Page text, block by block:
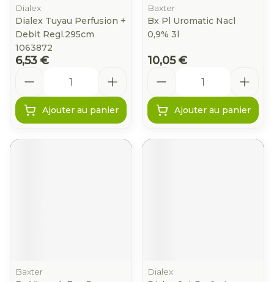
Dialex
Dialex Tuyau Perfusion +
Debit Regl.295cm
1063872
6,53 €
Ajouter au panier
Baxter
Bx Pl Uromatic Nacl
0,9% 3l
10,05 €
Ajouter au panier
Baxter
Dialex